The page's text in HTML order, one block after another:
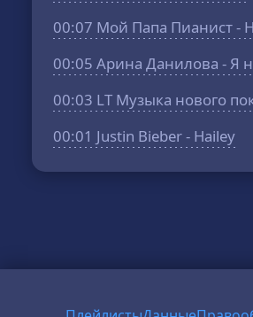
00:07 Мой Папа Пианист -
00:05 Арина Данилова - Я
00:03 LT Музыка нового
00:01 Justin Bieber - Hailey